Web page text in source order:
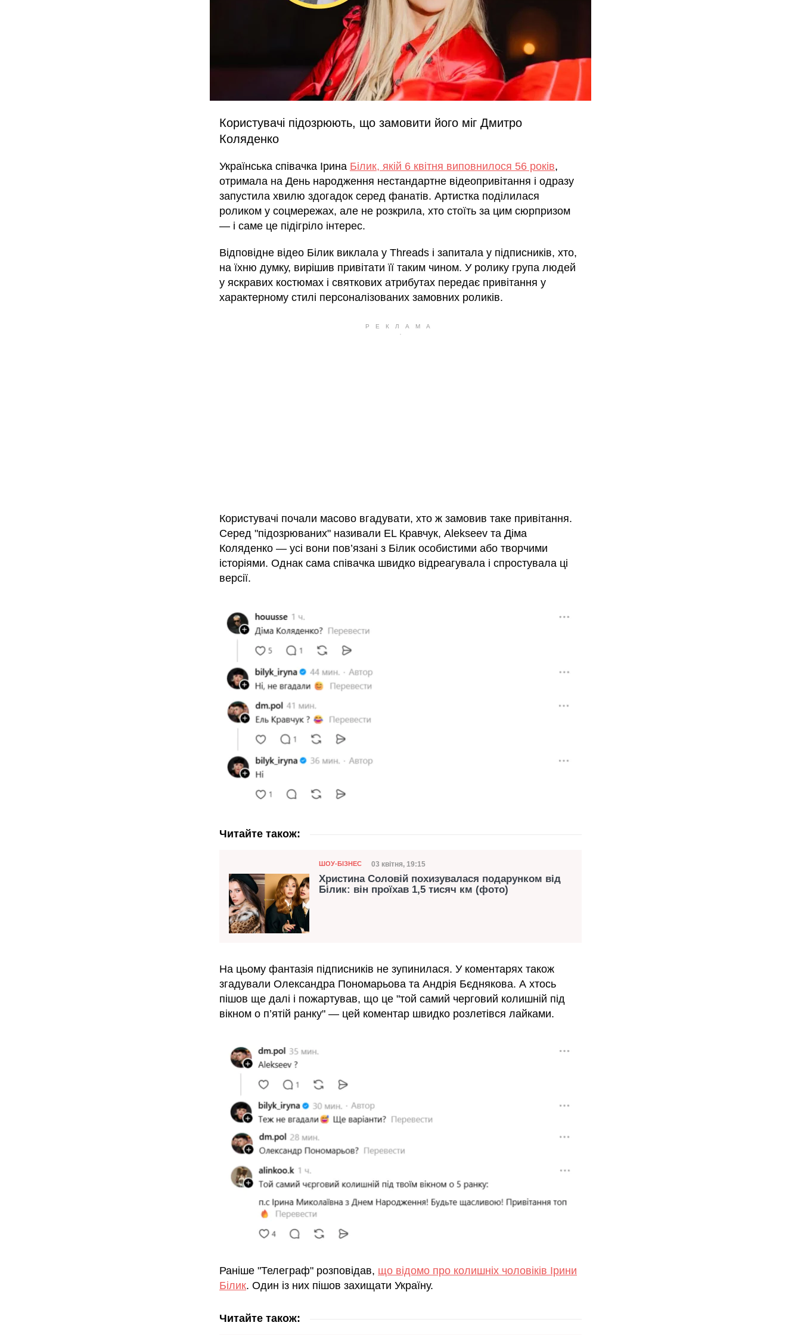
Користувачі підозрюють, що замовити його міг Дмитро
Коляденко
Українська співачка Ірина Білик, якій 6 квітня виповнилося 56 років,
отримала на День народження нестандартне відеопривітання і одразу
запустила хвилю здогадок серед фанатів. Артистка поділилася
роликом у соцмережах, але не розкрила, хто стоїть за цим сюрпризом
— і саме це підігріло інтерес.
Відповідне відео Білик виклала у Threads і запитала у підписників, хто,
на їхню думку, вирішив привітати її таким чином. У ролику група людей
у яскравих костюмах і святкових атрибутах передає привітання у
характерному стилі персоналізованих замовних роликів.
Користувачі почали масово вгадувати, хто ж замовив таке привітання.
Серед "підозрюваних" називали EL Кравчук, Alekseev та Діма
Коляденко — усі вони пов’язані з Білик особистими або творчими
історіями. Однак сама співачка швидко відреагувала і спростувала ці
версії.
Читайте також:
Категорія
ШОУ-БІЗНЕС Дата публікації
03 квітня, 19:15
Христина Соловій похизувалася подарунком від
Білик: він проїхав 1,5 тисяч км (фото)
На цьому фантазія підписників не зупинилася. У коментарях також
згадували Олександра Пономарьова та Андрія Бєднякова. А хтось
пішов ще далі і пожартував, що це "той самий черговий колишній під
вікном о п’ятій ранку" — цей коментар швидко розлетівся лайками.
Раніше "Телеграф" розповідав, що відомо про колишніх чоловіків Ірини
Білик. Один із них пішов захищати Україну.
Читайте також: